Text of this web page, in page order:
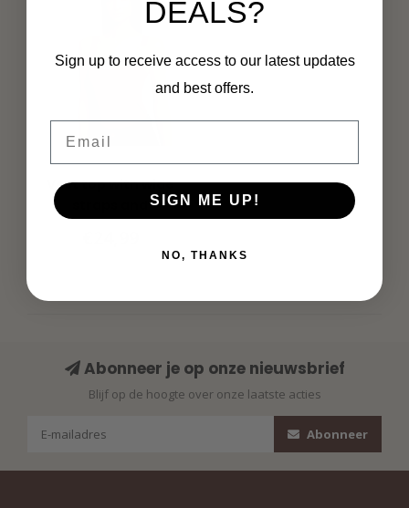
MORGAN
Vest top with wide
Abonneer je op onze nieuwsbrief
Blijf op de hoogte over onze laatste acties
Abonneer
DEALS?
Sign up to receive access to our latest updates
and best offers.
SIGN ME UP!
NO, THANKS